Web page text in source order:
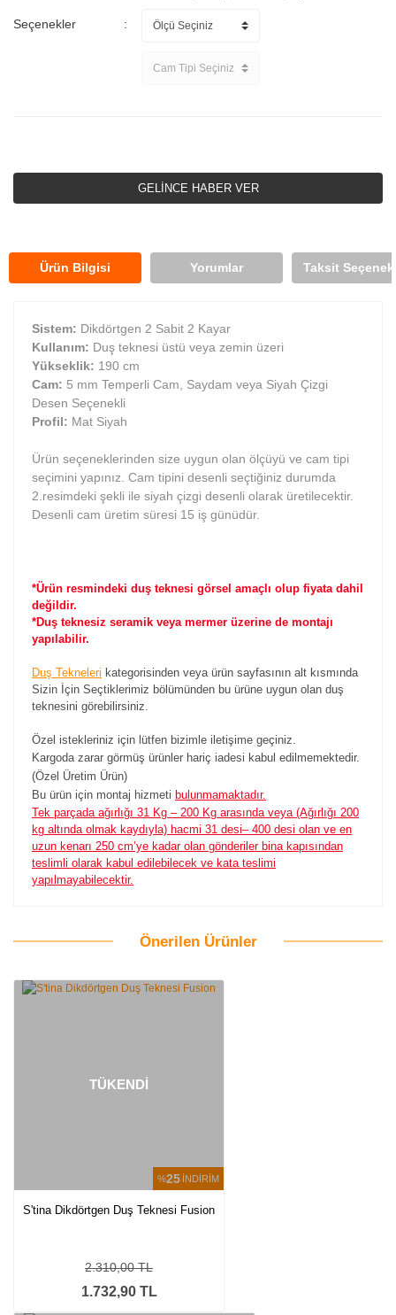
Seçenekler
GELİNCE HABER VER
Ürün Bilgisi Yorumlar Taksit
Sistem: Dikdörtgen 2 Sabit 2 Kayar
Kullanım: Duş teknesi üstü veya zemin üzeri
Yükseklik: 190 cm
Cam: 5 mm Temperli Cam, Saydam veya Siyah Çizgi
Desen Seçenekli
Profil: Mat Siyah
Ürün seçeneklerinden size uygun olan ölçüyü ve cam tipi
seçimini yapınız. Cam tipini desenli seçtiğiniz durumda
2.resimdeki şekli ile siyah çizgi desenli olarak üretilecektir.
Desenli cam üretim süresi 15 iş günüdür.
*Ürün resmindeki duş teknesi görsel amaçlı olup fiyata dahil
değildir.
*Duş teknesiz seramik veya mermer üzerine de montajı
yapılabilir.
Duş Tekneleri kategorisinden veya ürün sayfasının alt kısmında
Sizin İçin Seçtiklerimiz bölümünden bu ürüne uygun olan duş
teknesini görebilirsiniz.
Özel istekleriniz için lütfen bizimle iletişime geçiniz.
Kargoda zarar görmüş ürünler hariç iadesi kabul edilmemektedir.
(Özel Üretim Ürün)
Bu ürün için montaj hizmeti bulunmamaktadır.
Tek parçada ağırlığı 31 Kg – 200 Kg arasında veya (Ağırlığı 200
kg altında olmak kaydıyla) hacmi 31 desi– 400 desi olan ve en
uzun kenarı 250 cm’ye kadar olan gönderiler bina kapısından
teslimli olarak kabul edilebilecek ve kata teslimi
yapılmayabilecektir.
Önerilen Ürünler
%25 İNDİRİM
TÜKENDİ
S'tina Dikdörtgen Duş Teknesi Fusion
1.732,90 TL
2.310,00 TL